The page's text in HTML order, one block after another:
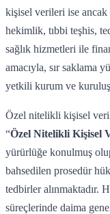
kişisel verileri ise ancak
hekimlik, tıbbi teşhis,
sağlık hizmetleri ile
amacıyla, sır saklama
yetkili kurum ve
Özel nitelikli kişisel
“Özel Nitelikli Kişisel
yürürlüğe konulmuş
bahsedilen prosedür
tedbirler alınmaktadır.
süreçlerinde daima